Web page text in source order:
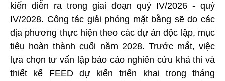
kiến diễn ra trong giai đoạn quý IV/2026 - quý
IV/2028. Công tác giải phóng mặt bằng sẽ do các
địa phương thực hiện theo các dự án độc lập, mục
tiêu hoàn thành cuối năm 2028. Trước mắt, việc
lựa chọn tư vấn lập báo cáo nghiên cứu khả thi và
thiết kế FEED dự kiến triển khai trong tháng